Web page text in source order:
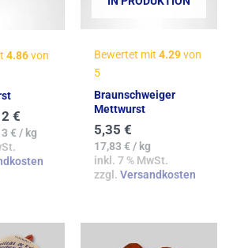
4.86von
€
€/ kg
Bewertet mit 4.29von
5
Braunschweiger
Mettwurst
5,35 €
17,83 €/ kg
inkl. 7 % MwSt.
zzgl. Versandkosten